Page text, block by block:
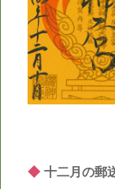
◆ 十二月の郵